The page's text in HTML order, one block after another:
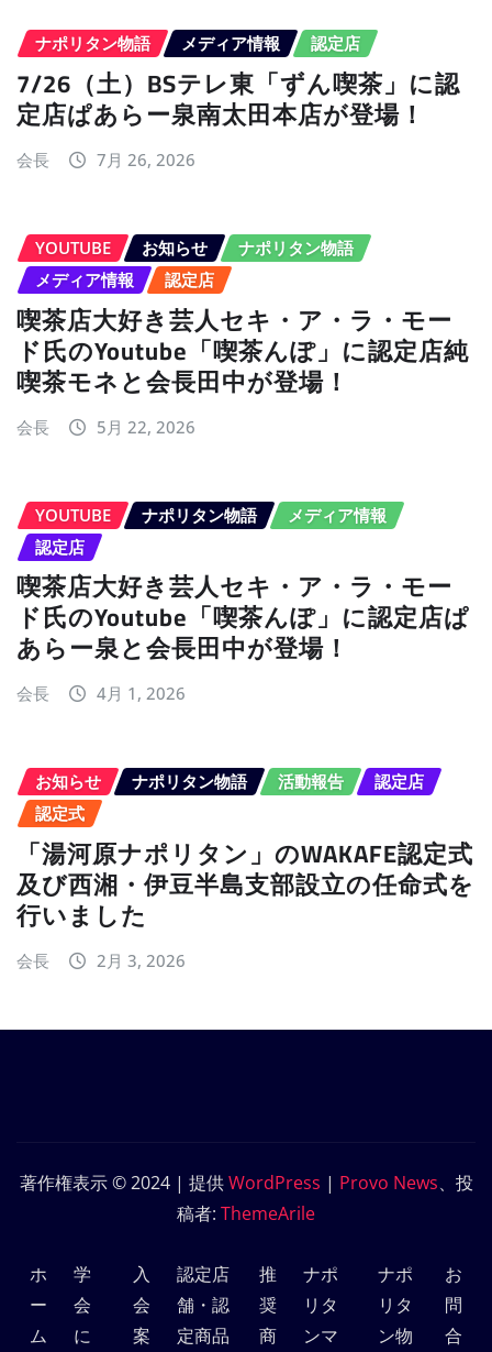
ナポリタン物語 メディア情報 認定店
7/26（土）BSテレ東「ずん喫茶」に認
定店ぱあらー泉南太田本店が登場！
会長 7月 26, 2026
YOUTUBE お知らせ
ナポリタン物語
メディア情報
認定店
喫茶店大好き芸人セキ・ア・ラ・モー
ド氏のYoutube「喫茶んぽ」に認定店純
喫茶モネと会長田中が登場！
会長 5月 22, 2026
YOUTUBE ナポリタン物語
メディア情報
認定店
喫茶店大好き芸人セキ・ア・ラ・モー
ド氏のYoutube「喫茶んぽ」に認定店ぱ
あらー泉と会長田中が登場！
会長 4月 1, 2026
お知らせ ナポリタン物語 活動報告
認定店
認定式
「湯河原ナポリタン」のWAKAFE認定式
及び西湘・伊豆半島支部設立の任命式を
行いました
会長 2月 3, 2026
著作権表示 © 2024 | 提供WordPress | Provo News、投
稿者: ThemeArile
ホ
ー
ム
学
会
に
入
会
案
認定店
舗・認
定商品
推
奨
商
ナポ
リタ
ンマ
ナポ
リタ
ン物
お
問
合